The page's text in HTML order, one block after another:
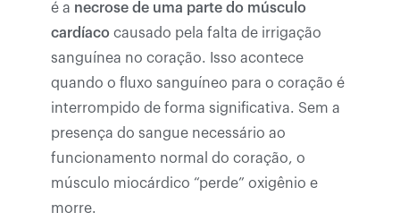
é a necrose de uma parte do músculo
cardíaco causado pela falta de irrigação
sanguínea no coração. Isso acontece
quando o fluxo sanguíneo para o coração é
interrompido de forma significativa. Sem a
presença do sangue necessário ao
funcionamento normal do coração, o
músculo miocárdico “perde” oxigênio e
morre.